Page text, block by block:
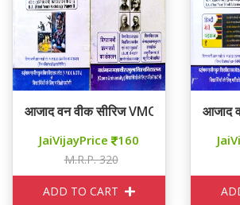
आजाद वन वीक सीरिज VMOU KOTA
JaiVijayPrice 160
M.R.P. 320
ADD TO CART
आजाद